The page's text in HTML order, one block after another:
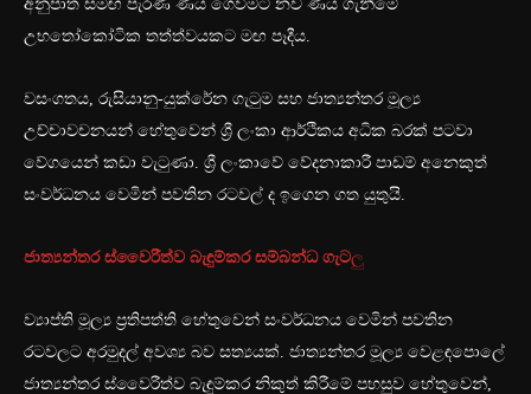
අනුපාත සමඟ පැරණි ණය ගෙවීමට නව ණය ගැනීමේ
උභතෝකෝටික තත්ත්වයකට මඟ පෑදීය.
වසංගතය, රුසියානු-යුක්රේන ගැටුම සහ ජාත්‍යන්තර මූල්‍ය
උච්චාවචනයන් හේතුවෙන් ශ්‍රී ලංකා ආර්ථිකය අධික බරක් පටවා
වේගයෙන් කඩා වැටුණා. ශ්‍රී ලංකාවේ වේදනාකාරී පාඩම් අනෙකුත්
සංවර්ධනය වෙමින් පවතින රටවල් ද ඉගෙන ගත යුතුයි.
ජාත්‍යන්තර ස්වෛරීත්ව බැඳුම්කර සම්බන්ධ ගැටලු
ව්‍යාප්ති මූල්‍ය ප්‍රතිපත්ති හේතුවෙන් සංවර්ධනය වෙමින් පවතින
රටවලට අරමුදල් අවශ්‍ය බව සත්‍යයක්. ජාත්‍යන්තර මූල්‍ය වෙළඳපොලේ
ජාත්‍යන්තර ස්වෛරීත්ව බැඳුම්කර නිකුත් කිරීමේ පහසුව හේතුවෙන්,